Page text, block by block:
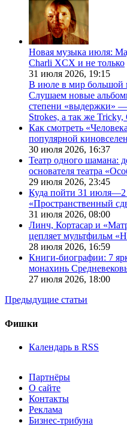
Новая музыка июля:
Charli XCX и не только
31 июля 2026, 19:15
В июле в мир большой
Слушаем новые
степени «выдержки»
Strokes, а так же
Как смотреть
популярной
30 июля 2026, 16:37
Театр одного шамана:
основателя театра
29 июля 2026, 23:45
Куда пойти 31 июля—2
«Пространственный
31 июля 2026, 08:00
Линч, Кортасар и
цепляет мультфильм
28 июля 2026, 16:59
Книги-биографии: 7
монахинь
27 июля 2026, 18:00
Предыдущие статьи
Фишки
Календарь в RSS
Партнёры
О сайте
Контакты
Реклама
Бизнес-трибуна